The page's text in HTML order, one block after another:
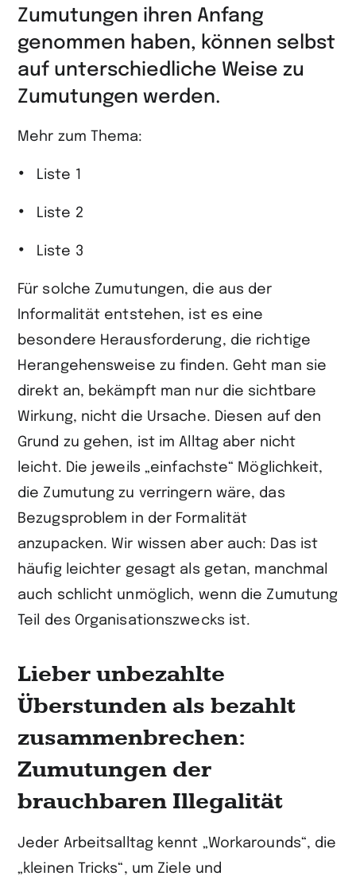
Zumutungen ihren Anfang
genommen haben, können selbst
auf unterschiedliche Weise zu
Zumutungen werden.
Mehr zum Thema:
Liste 1
Liste 2
Liste 3
Für solche Zumutungen, die aus der
Informalität entstehen, ist es eine
besondere Herausforderung, die richtige
Herangehensweise zu finden. Geht man sie
direkt an, bekämpft man nur die sichtbare
Wirkung, nicht die Ursache. Diesen auf den
Grund zu gehen, ist im Alltag aber nicht
leicht. Die jeweils „einfachste“ Möglichkeit,
die Zumutung zu verringern wäre, das
Bezugsproblem in der Formalität
anzupacken. Wir wissen aber auch: Das ist
häufig leichter gesagt als getan, manchmal
auch schlicht unmöglich, wenn die Zumutung
Teil des Organisationszwecks ist.
Lieber unbezahlte
Überstunden als bezahlt
zusammenbrechen:
Zumutungen der
brauchbaren Illegalität
Jeder Arbeitsalltag kennt „Workarounds“, die
„kleinen Tricks“, um Ziele und